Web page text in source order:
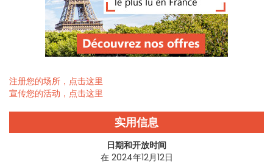
注册您的场所，点击这里
宣传您的活动，点击这里
实用信息
日期和开放时间
在 2024年12月12日